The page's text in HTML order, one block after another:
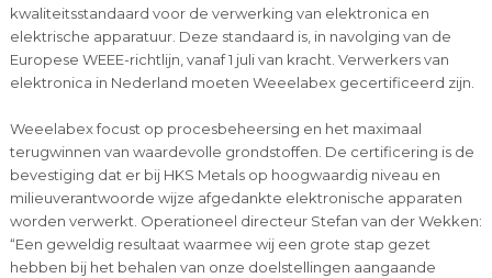
kwaliteitsstandaard voor de verwerking van elektronica en
elektrische apparatuur. Deze standaard is, in navolging van de
Europese WEEE-richtlijn, vanaf 1 juli van kracht. Verwerkers van
elektronica in Nederland moeten Weeelabex gecertificeerd zijn.
Weeelabex focust op procesbeheersing en het maximaal
terugwinnen van waardevolle grondstoffen. De certificering is de
bevestiging dat er bij HKS Metals op hoogwaardig niveau en
milieuverantwoorde wijze afgedankte elektronische apparaten
worden verwerkt. Operationeel directeur Stefan van der Wekken:
“Een geweldig resultaat waarmee wij een grote stap gezet
hebben bij het behalen van onze doelstellingen aangaande